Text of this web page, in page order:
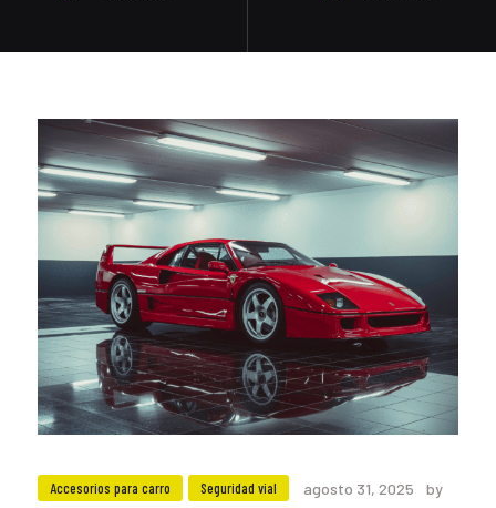
Accesorios para carro Seguridad vial agosto 31, 2025
by